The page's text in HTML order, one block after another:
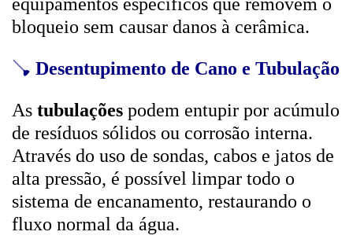
bloqueio sem causar danos à cerâmica.
🪠 Desentupimento de Cano e Tubulação
As tubulações podem entupir por acúmulo
de resíduos sólidos ou corrosão interna.
Através do uso de sondas, cabos e jatos de
alta pressão, é possível limpar todo o
sistema de encanamento, restaurando o
fluxo normal da água.